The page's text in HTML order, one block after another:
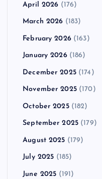
April 2026 (176)
March 2026 (183)
February 2026(163)
January 2026(186)
December 2025(174)
November 2025(170)
October 2025(182)
September 2025 (179)
August 2025 (179)
July 2025 (185)
June 2025 (191)